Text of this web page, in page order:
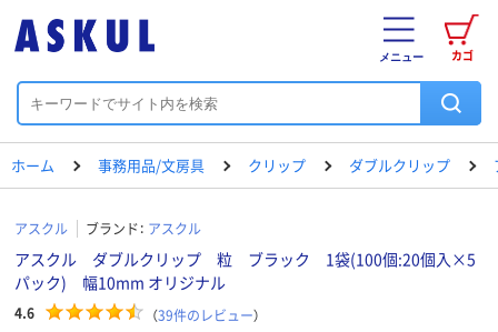
カゴ
メニュー
ホーム 事務用品/文房具 クリップ ダブルクリップ
アスクル ブランド： アスクル
アスクル ダブルクリップ 粒 ブラック 1袋(100個:20個入×5
パック) 幅10mm オリジナル
4.6 （39件のレビュー）